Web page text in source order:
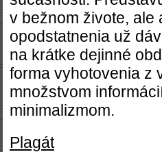
v bežnom živote, ale
opodstatnenia už
na krátke dejinné
forma vyhotovenia z
množstvom
minimalizmom.
Plagát